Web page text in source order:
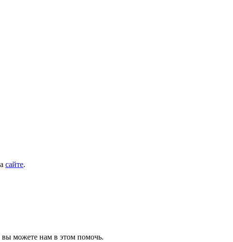
сайте.
вы можете нам в этом помочь.